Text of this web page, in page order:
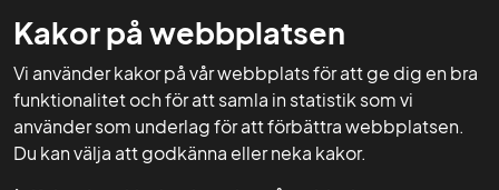
Kakor på webbplatsen
Vi använder kakor på vår webbplats för att ge dig en bra
funktionalitet och för att samla in statistik som vi
använder som underlag för att förbättra webbplatsen.
Du kan välja att godkänna eller neka kakor.
GNW-adm